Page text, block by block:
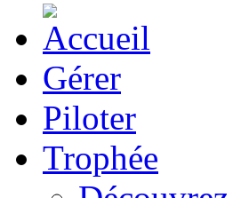
Gérer
Piloter
Trophée